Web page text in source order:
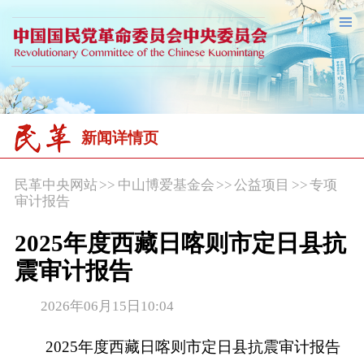
新闻详情页
民革中央网站>> 中山博爱基金会 >>公益项目 >>专项
审计报告
2025年度西藏日喀则市定日县抗
震审计报告
2026年06月15日10:04
2025年度西藏日喀则市定日县抗震审计报告